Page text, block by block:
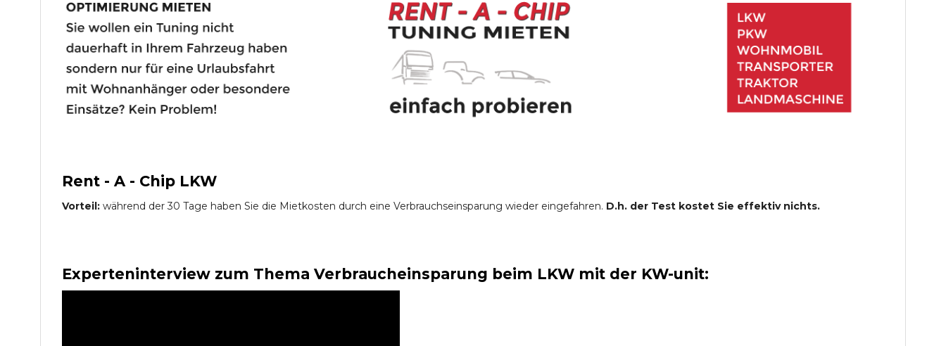
Rent - A - Chip LKW
Vorteil: während der 30 Tage haben Sie die Mietkosten durch eine Verbrauchseinsparung wieder eingefahren. D.h. der Test kostet Sie effektiv nichts.
Experteninterview zum Thema Verbraucheinsparung beim LKW mit der KW-unit: